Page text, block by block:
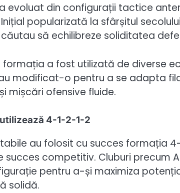
evoluat din configurații tactice
popularizată la sfârșitul
să echilibreze soliditatea
formația a fost utilizată de diverse
modificat-o pentru a se adapta
mișcări ofensive fluide.
4-1-2-1-2
au folosit cu succes formația
competitiv. Cluburi precum
pentru a-și maximiza
solidă.